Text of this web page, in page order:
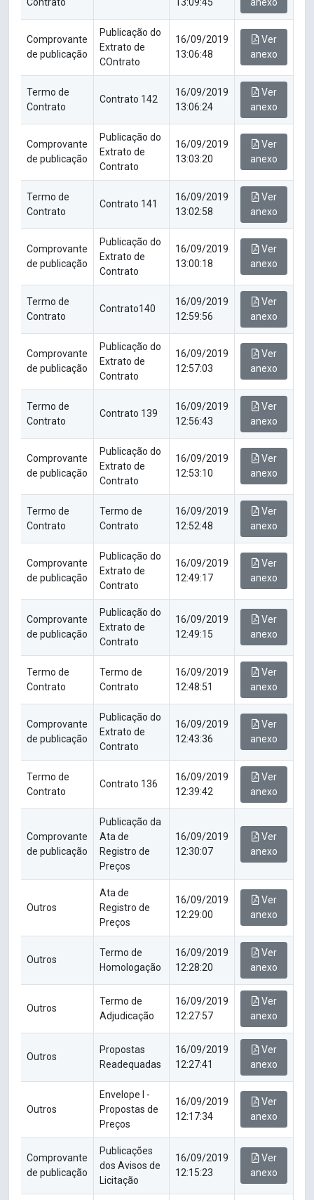
Comprovante
de publicação
Publicação do
Extrato de
COntrato
16/09/2019
13:06:48
Ver
anexo
Termo de
Contrato
Contrato 142
16/09/2019
13:06:24
Ver
anexo
Comprovante
de publicação
Publicação do
Extrato de
Contrato
16/09/2019
13:03:20
Ver
anexo
Termo de
Contrato
Contrato 141
16/09/2019
13:02:58
Ver
anexo
Comprovante
de publicação
Publicação do
Extrato de
Contrato
16/09/2019
13:00:18
Ver
anexo
Termo de
Contrato
Contrato140
16/09/2019
12:59:56
Ver
anexo
Comprovante
de publicação
Publicação do
Extrato de
Contrato
16/09/2019
12:57:03
Ver
anexo
Termo de
Contrato
Contrato 139
16/09/2019
12:56:43
Ver
anexo
Comprovante
de publicação
Publicação do
Extrato de
Contrato
16/09/2019
12:53:10
Ver
anexo
Termo de
Contrato
Termo de
Contrato
16/09/2019
12:52:48
Ver
anexo
Comprovante
de publicação
Publicação do
Extrato de
Contrato
16/09/2019
12:49:17
Ver
anexo
Comprovante
de publicação
Publicação do
Extrato de
Contrato
16/09/2019
12:49:15
Ver
anexo
Termo de
Contrato
Termo de
Contrato
16/09/2019
12:48:51
Ver
anexo
Comprovante
de publicação
Publicação do
Extrato de
Contrato
16/09/2019
12:43:36
Ver
anexo
Termo de
Contrato
Contrato 136
16/09/2019
12:39:42
Ver
anexo
Comprovante
de publicação
Publicação da
Ata de
Registro de
Preços
16/09/2019
12:30:07
Ver
anexo
Outros
Ata de
Registro de
Preços
16/09/2019
12:29:00
Ver
anexo
Outros
Termo de
Homologação
16/09/2019
12:28:20
Ver
anexo
Outros
Termo de
Adjudicação
16/09/2019
12:27:57
Ver
anexo
Outros
Propostas
Readequadas
16/09/2019
12:27:41
Ver
anexo
Outros
Envelope I -
Propostas de
Preços
16/09/2019
12:17:34
Ver
anexo
Comprovante
de publicação
Publicações
dos Avisos de
Licitação
16/09/2019
12:15:23
Ver
anexo